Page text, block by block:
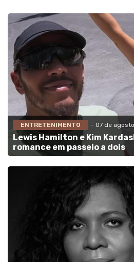
ENTRETENIMENTO - 07 de
Lewis Hamilton e Kim
romance em passeio a dois